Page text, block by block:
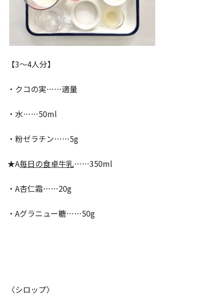
【3〜4人分】
・クコの実……適量
・水……50ml
・粉ゼラチン……5g
★A毎日の食卓牛乳……350ml
・A杏仁霜……20g
・Aグラニュー糖……50g
〈シロップ〉